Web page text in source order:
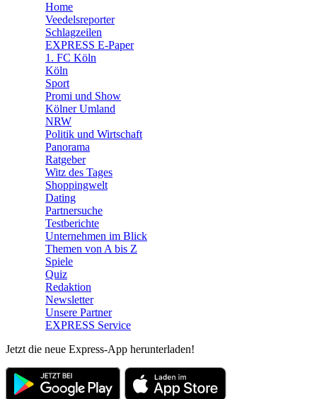
Home
Veedelsreporter
Schlagzeilen
EXPRESS E-Paper
1. FC Köln
Köln
Sport
Promi und Show
Kölner Umland
NRW
Politik und Wirtschaft
Panorama
Ratgeber
Witz des Tages
Shoppingwelt
Dating
Partnersuche
Testberichte
Unternehmen im Blick
Themen von A bis Z
Spiele
Quiz
Redaktion
Newsletter
Unsere Partner
EXPRESS Service
Jetzt die neue Express-App herunterladen!